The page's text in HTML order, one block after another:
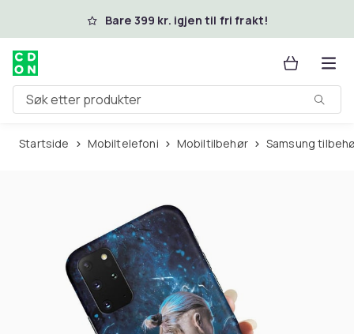
Hopp til hovedinnholdBare 399 kr. igjen til fri frakt!
Søk etter produkter
Startside Mobiltelefoni Mobiltilbehør Samsung